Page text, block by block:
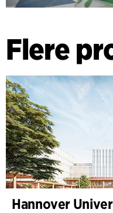
Flere